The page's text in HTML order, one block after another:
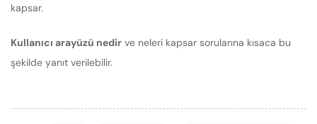
kapsar.
Kullanıcı arayüzü nedir ve neleri kapsar sorularına kısaca bu
şekilde yanıt verilebilir.